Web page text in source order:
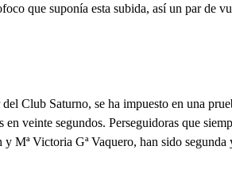
que suponía esta subida, así un par de
Club Saturno, se ha impuesto en una
en veinte segundos. Perseguidoras que
Mª Victoria Gª Vaquero, han sido